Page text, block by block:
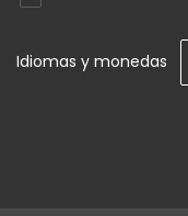
Idiomas y monedas